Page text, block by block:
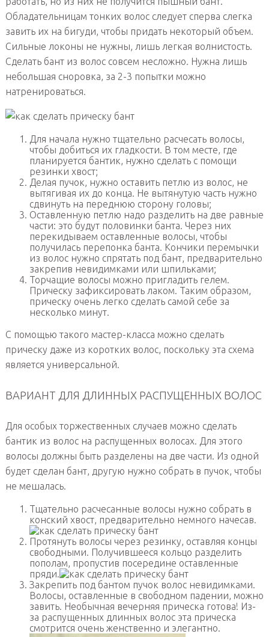
Обладательницам тонких волос следует сперва слегка
завить их на бигуди, чтобы придать некоторый объем.
Сильные локоны не нужны, лишь легкая волнистость.
Сделать бант из волос совсем несложно. Нужна лишь
небольшая сноровка, за 2-3 попытки можно
натренироваться.
Для начала нужно тщательно расчесать волосы,
чтобы добиться их гладкости. В том месте, где
планируется бантик, нужно сделать с помощи
резинки хвост;
Делая пучок, нужно оставить петлю из волос, не
вытягивая их до конца. Не вытянутую часть нужно
сдвинуть на переднюю сторону головы;
Оставленную петлю надо разделить на две равные
части: это будут половинки банта. Через них
перекидываем оставленные волосы, чтобы
получилась перепонка банта. Кончики перемычки
из волос нужно спрятать под бант, предварительно
закрепив невидимками или шпильками;
Торчащие волосы можно пригладить гелем.
Прическу зафиксировать лаком. Таким образом,
прическу очень легко сделать самой себе за
несколько минут.
С помощью такого мастер-класса можно сделать
прическу даже из коротких волос, поскольку эта схема
является универсальной.
ВАРИАНТ ДЛЯ ДЛИННЫХ РАСПУЩЕННЫХ ВОЛОС
Для особых торжественных случаев можно сделать
бантик из волос на распущенных волосах. Для этого
волосы должны быть разделены на две части. Из одной
будет сделан бант, другую нужно собрать в пучок, чтобы
не мешалась.
Тщательно расчесанные волосы нужно собрать в
конский хвост, предварительно немного начесав.
Протянуть волосы через резинку, оставляя концы
свободными. Получившееся кольцо разделить
пополам, пропустив посередине оставленные
пряди.
Закрепить под бантом пучок волос невидимками.
Волосы, оставленные в свободном падении, можно
завить. Необычная вечерняя прическа готова! Из-
за распущенных длинных волос эта прическа
смотрится очень женственно и элегантно.